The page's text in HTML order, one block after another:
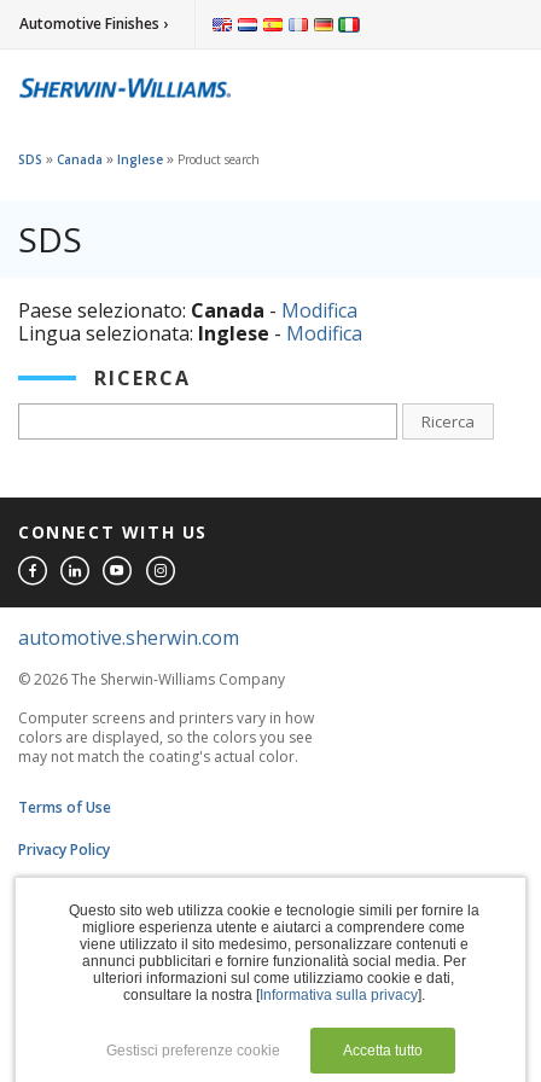
Automotive Finishes ›
SDS » Canada » Inglese » Product search
SDS
Paese selezionato: Canada - Modifica
Lingua selezionata: Inglese - Modifica
RICERCA
Ricerca
CONNECT WITH US
automotive.sherwin.com
© 2026 The Sherwin-Williams Company
Computer screens and printers vary in how
colors are displayed, so the colors you see
may not match the coating's actual color.
Terms of Use
Privacy Policy
CA Supply Chains Act
Do Not Sell My Information
Manage Cookies
Questo sito web utilizza cookie e tecnologie simili per fornire la
migliore esperienza utente e aiutarci a comprendere come
viene utilizzato il sito medesimo, personalizzare contenuti e
annunci pubblicitari e fornire funzionalità social media. Per
ulteriori informazioni sul come utilizziamo cookie e dati,
consultare la nostra [Informativa sulla privacy].
Gestisci preferenze cookie Accetta tutto